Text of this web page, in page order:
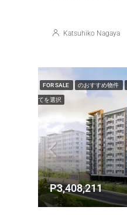
Katsuhiko Nagaya
FOR SALE のおすすめ物件
てを選択
P3,408,211